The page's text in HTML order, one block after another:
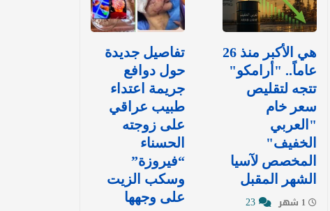
هي الأكبر منذ 26
عاماً.. "أرامكو"
تتجه لتقليص
سعر خام
"العربي
الخفيف"
المخصص لآسيا
الشهر المقبل
تفاصيل جديدة
حول دوافع
جريمة اعتداء
طبيب عراقي
على زوجته
الحسناء
“فيروزة”
وسكب الزيت
على وجهها